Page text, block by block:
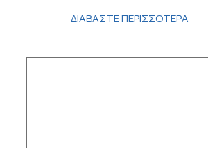
ΔΙΑΒΑΣΤΕ ΠΕΡΙΣΣΟΤΕΡΑ